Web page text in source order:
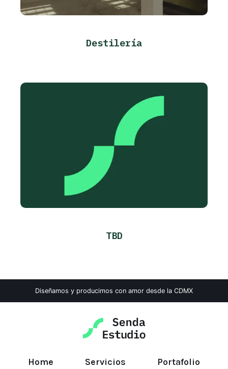
Destilería
TBD
Diseñamos y producimos con amor desde la CDMX
Home Servicios Portafolio